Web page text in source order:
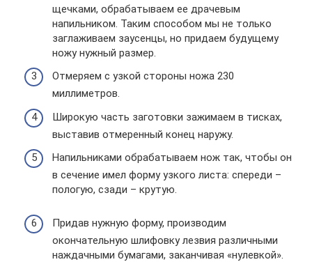
щечками, обрабатываем ее драчевым
напильником. Таким способом мы не только
заглаживаем заусенцы, но придаем будущему
ножу нужный размер.
Отмеряем с узкой стороны ножа 230
миллиметров.
Широкую часть заготовки зажимаем в тисках,
выставив отмеренный конец наружу.
Напильниками обрабатываем нож так, чтобы он
в сечение имел форму узкого листа: спереди –
пологую, сзади – крутую.
Придав нужную форму, производим
окончательную шлифовку лезвия различными
наждачными бумагами, заканчивая «нулевкой».